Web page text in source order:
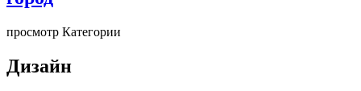
просмотр Категории
Дизайн